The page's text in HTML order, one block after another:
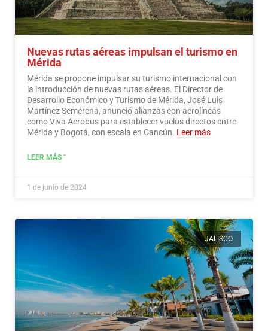
Nuevas rutas aéreas impulsan el turismo en
Mérida
Mérida se propone impulsar su turismo internacional con
la introducción de nuevas rutas aéreas. El Director de
Desarrollo Económico y Turismo de Mérida, José Luis
Martínez Semerena, anunció alianzas con aerolíneas
como Viva Aerobus para establecer vuelos directos entre
Mérida y Bogotá, con escala en Cancún. Leer más
LEER MÁS "
1 de junio de 2024
JALISCO